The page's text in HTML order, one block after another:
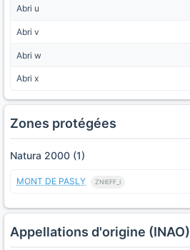
Abri u
Abri v
Abri w
Abri x
Zones protégées
Natura 2000 (1)
MONT DE PASLY ZNIEFF_I
Appellations d'origine (INAO)